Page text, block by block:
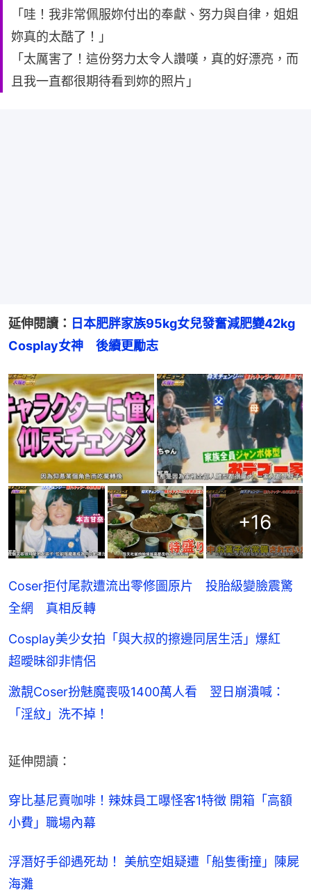
「哇！我非常佩服妳付出的奉獻、努力與自律，姐姐
妳真的太酷了！」
「太厲害了！這份努力太令人讚嘆，真的好漂亮，而
且我一直都很期待看到妳的照片」
延伸閱讀： 日本肥胖家族95kg女兒發奮減肥變42kg
Cosplay女神　後續更勵志
+16
Coser拒付尾款遭流出零修圖原片 投胎級變臉震驚
全網 真相反轉
Cosplay美少女拍「與大叔的擦邊同居生活」爆紅
超曖昧卻非情侶
激靚Coser扮魅魔喪吸1400萬人看 翌日崩潰喊：
「淫紋」洗不掉！
延伸閱讀：
穿比基尼賣咖啡！辣妹員工曝怪客1特徵 開箱「高額
小費」職場內幕
浮潛好手卻遇死劫！ 美航空姐疑遭「船隻衝撞」陳屍
海灘